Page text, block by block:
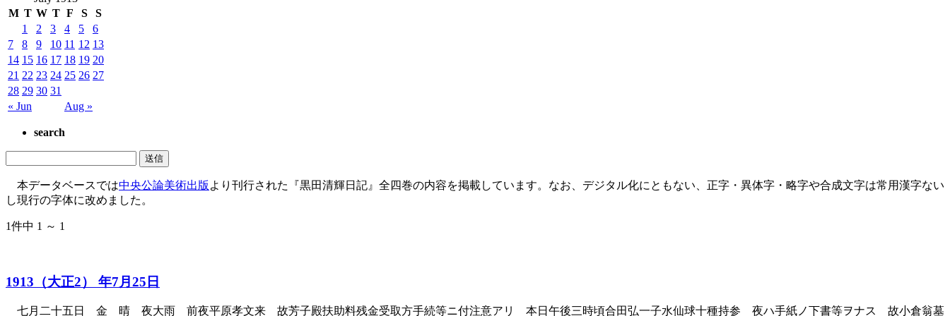
M T W T F S S
« Jun Aug »
1 2 3 4 5
6
7
8 9 10 11 12 13
14 15 16 17 18 19 20
21 22 23 24 25 26 27
28 29 30 31
search
本データベースでは中央公論美術出版 より刊行された『黒田清輝日記』全四巻の内容を掲載しています。なお、デジタル化にともない、正字・異体字・略字や合成文字は常用漢字ない
し現行の字体に改めました。
1件中 1 ～ 1
1913（大正2） 年7月25日
七月二十五日 金 晴 夜大雨 前夜平原孝文来 故芳子殿扶助料残金受取方手続等ニ付注意アリ 本日午後三時頃合田弘一子水仙球十種持参 夜ハ手紙ノ下書等ヲナス 故小倉翁墓